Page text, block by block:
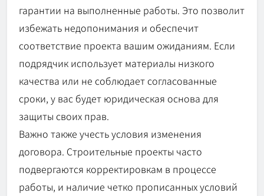
гарантии на выполненные работы. Это позволит
избежать недопонимания и обеспечит
соответствие проекта вашим ожиданиям. Если
подрядчик использует материалы низкого
качества или не соблюдает согласованные
сроки, у вас будет юридическая основа для
защиты своих прав.
Важно также учесть условия изменения
договора. Строительные проекты часто
подвергаются корректировкам в процессе
работы, и наличие четко прописанных условий